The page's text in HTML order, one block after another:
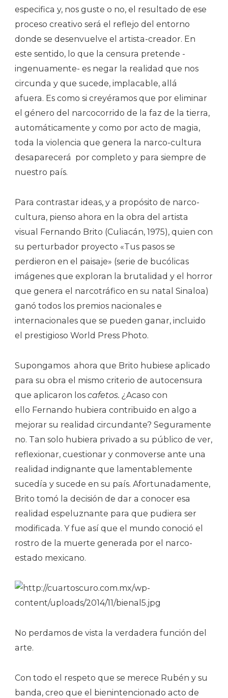
especifica y, nos guste o no, el resultado de ese
proceso creativo será el reflejo del entorno
donde se desenvuelve el artista-creador. En
este sentido, lo que la censura pretende -
ingenuamente- es negar la realidad que nos
circunda y que sucede, implacable, allá
afuera. Es como si creyéramos que por eliminar
el género del narcocorrido de la faz de la tierra,
automáticamente y como por acto de magia,
toda la violencia que genera la narco-cultura
desaparecerá por completo y para siempre de
nuestro país.
Para contrastar ideas, y a propósito de narco-
cultura, pienso ahora en la obra del artista
visual Fernando Brito (Culiacán, 1975), quien con
su perturbador proyecto «Tus pasos se
perdieron en el paisaje» (serie de bucólicas
imágenes que exploran la brutalidad y el horror
que genera el narcotráfico en su natal Sinaloa)
ganó todos los premios nacionales e
internacionales que se pueden ganar, incluido
el prestigioso World Press Photo.
Supongamos ahora que Brito hubiese aplicado
para su obra el mismo criterio de autocensura
que aplicaron los cafetos. ¿Acaso con
ello Fernando hubiera contribuido en algo a
mejorar su realidad circundante? Seguramente
no. Tan solo hubiera privado a su público de ver,
reflexionar, cuestionar y conmoverse ante una
realidad indignante que lamentablemente
sucedía y sucede en su país. Afortunadamente,
Brito tomó la decisión de dar a conocer esa
realidad espeluznante para que pudiera ser
modificada. Y fue así que el mundo conoció el
rostro de la muerte generada por el narco-
estado mexicano.
No perdamos de vista la verdadera función del
arte.
Con todo el respeto que se merece Rubén y su
banda, creo que el bienintencionado acto de